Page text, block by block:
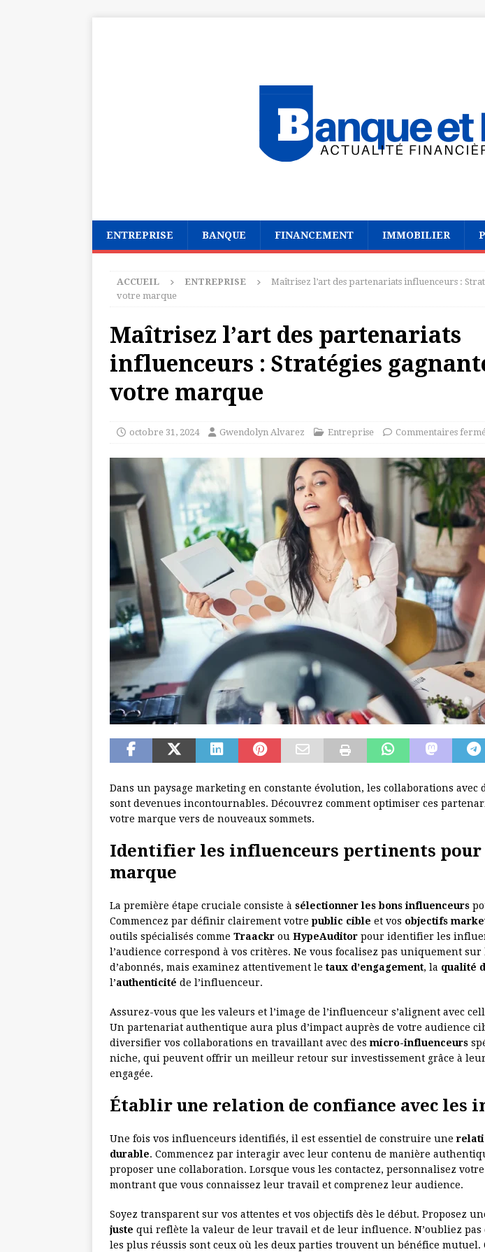
ENTREPRISE BANQUE FINANCEMENT IMMOBILIER
ACCUEIL ENTREPRISE
Maîtrisez l’art des partenariats influenceurs :
votre marque
Maîtrisez l’art des partenariats
influenceurs : Stratégies
votre marque
octobre 31, 2024 Gwendolyn Alvarez Entreprise Commentaires
Dans un paysage marketing en constante évolution, les collaborations avec
sont devenues incontournables. Découvrez comment optimiser ces
votre marque vers de nouveaux sommets.
Identifier les influenceurs pertinents pour
marque
La première étape cruciale consiste à sélectionner les bons influenceurs
Commencez par définir clairement votre public cible et vos objectifs
outils spécialisés comme Traackr ou HypeAuditor pour identifier les
l’audience correspond à vos critères. Ne vous focalisez pas uniquement sur
d’abonnés, mais examinez attentivement le taux d’engagement, la qualité
l’authenticité de l’influenceur.
Assurez-vous que les valeurs et l’image de l’influenceur s’alignent avec
Un partenariat authentique aura plus d’impact auprès de votre audience
diversifier vos collaborations en travaillant avec des micro-influenceurs
niche, qui peuvent offrir un meilleur retour sur investissement grâce à
engagée.
Établir une relation de confiance avec les
Une fois vos influenceurs identifiés, il est essentiel de construire une
durable. Commencez par interagir avec leur contenu de manière
proposer une collaboration. Lorsque vous les contactez, personnalisez
montrant que vous connaissez leur travail et comprenez leur audience.
Soyez transparent sur vos attentes et vos objectifs dès le début. Proposez
juste qui reflète la valeur de leur travail et de leur influence. N’oubliez pas
les plus réussis sont ceux où les deux parties trouvent un bénéfice mutuel.